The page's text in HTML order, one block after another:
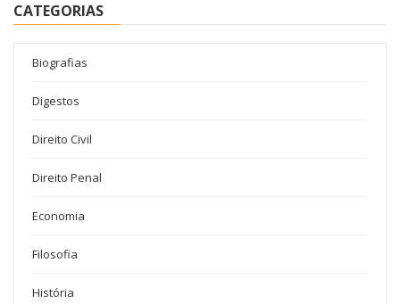
CATEGORIAS
Biografias
Digestos
Direito Civil
Direito Penal
Economia
Filosofia
História